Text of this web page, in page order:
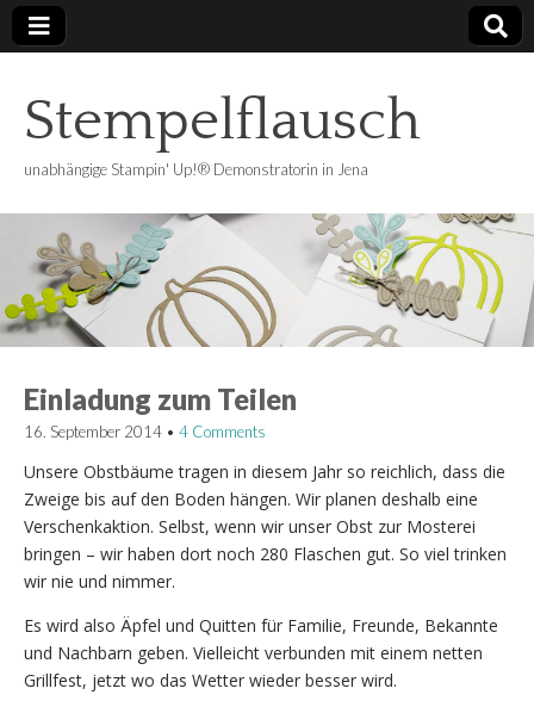
Stempelflausch
unabhängige Stampin' Up!® Demonstratorin in Jena
Einladung zum Teilen
16. September 2014 • 4 Comments
Unsere Obstbäume tragen in diesem Jahr so reichlich, dass die
Zweige bis auf den Boden hängen. Wir planen deshalb eine
Verschenkaktion. Selbst, wenn wir unser Obst zur Mosterei
bringen – wir haben dort noch 280 Flaschen gut. So viel trinken
wir nie und nimmer.
Es wird also Äpfel und Quitten für Familie, Freunde, Bekannte
und Nachbarn geben. Vielleicht verbunden mit einem netten
Grillfest, jetzt wo das Wetter wieder besser wird.